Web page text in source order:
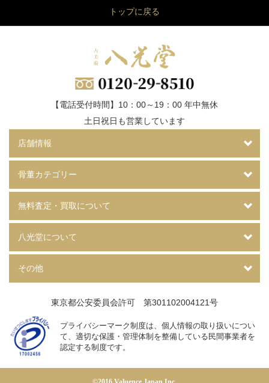
トップに戻る
【電話受付時間】10：00～19：00 年中無休
土日祝日も営業しています
店舗情報
骨董カテゴリー
無料査定・買取について
八光堂について
その他
東京都公安委員会許可 第301102004121号
プライバシーマーク制度は、個人情報の取り扱いについ
て、適切な保護・管理体制を整備している民間事業者を
認定する制度です。